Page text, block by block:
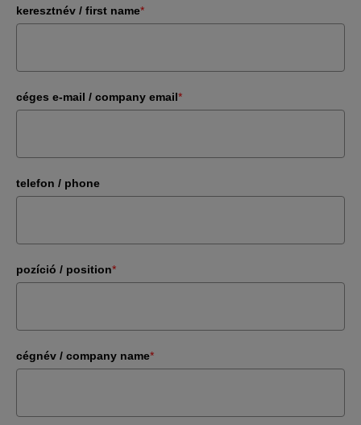
keresztnév / first name*
céges e-mail / company email*
telefon / phone
pozíció / position*
cégnév / company name*